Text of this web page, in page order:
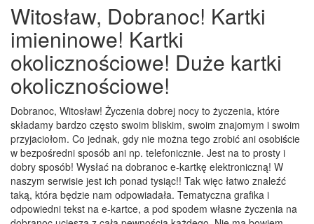
Witosław, Dobranoc! Kartki
imieninowe! Kartki
okolicznościowe! Duże kartki
okolicznościowe!
Dobranoc, Witosław! Życzenia dobrej nocy to życzenia, które
składamy bardzo często swoim bliskim, swoim znajomym i swoim
przyjaciołom. Co jednak, gdy nie można tego zrobić ani osobiście
w bezpośredni sposób ani np. telefonicznie. Jest na to prosty i
dobry sposób! Wysłać na dobranoc e-kartkę elektroniczną! W
naszym serwisie jest ich ponad tysiąc!! Tak więc łatwo znaleźć
taką, która będzie nam odpowiadała. Tematyczna grafika i
odpowiedni tekst na e-kartce, a pod spodem własne życzenia na